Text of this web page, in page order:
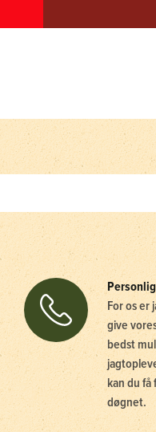
For os
give
bedst
kan du få
døgnet.